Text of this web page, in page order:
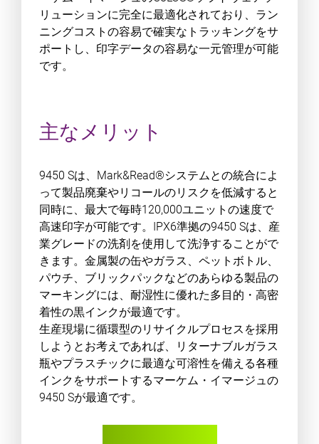
リューションに完全に最適化されており、ラン
ニングコストの容易で確実なトラッキングをサ
ポートし、印字データの容易な一元管理が可能
です。
主なメリット
9450 Sは、Mark&Read®システムとの統合によ
って製品廃棄やリコールのリスクを低減すると
同時に、最大で毎時120,000ユニットの速度で
高速印字が可能です。IPX6準拠の9450 Sは、産
業グレードの洗剤を使用して洗浄することがで
きます。金属製の缶やガラス、ペットボトル、
パウチ、ブリックパックなどのあらゆる製品の
マーキングには、耐湿性に優れた多目的・高密
着性の黒インクが最適です。
生産現場に循環型のリサイクルプロセスを採用
しようとお考えであれば、リターナブルガラス
瓶やプラスチックに最適な可溶性を備える各種
インクをサポートするマーケム・イマージュの
9450 Sが最適です。